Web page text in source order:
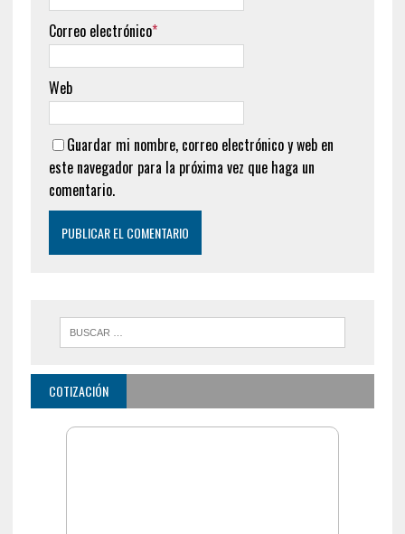
Correo electrónico*
Web
Guardar mi nombre, correo electrónico y web en
este navegador para la próxima vez que haga un
comentario.
COTIZACIÓN